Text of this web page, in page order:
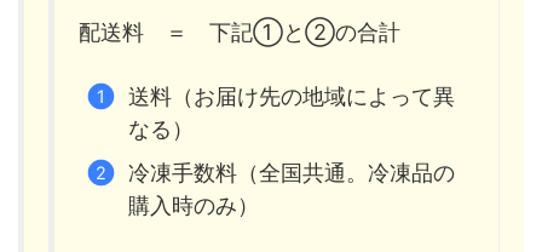
配送料 ＝ 下記①と②の合計
送料（お届け先の地域によって異
なる）
冷凍手数料（全国共通。冷凍品の
購入時のみ）